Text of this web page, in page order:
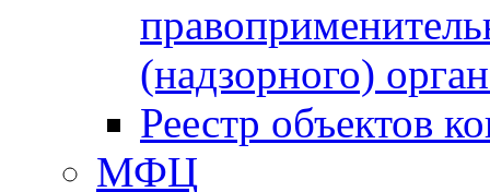
(надзорного)
Реестр объектов
МФЦ